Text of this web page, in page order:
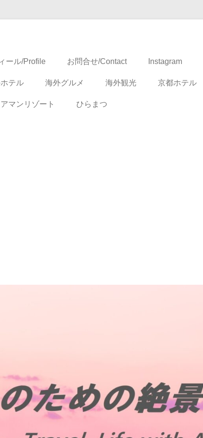
ール/Profile お問合せ/Contact Instagram
テル 海外グルメ 海外観光 京都ホテル
アマンリゾート ひらまつ